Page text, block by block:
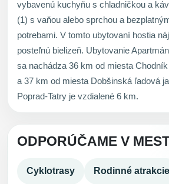
vybavenú kuchyňu s chladničkou a
(1) s vaňou alebo sprchou a
potrebami. V tomto ubytovaní hostia
posteľnú bielizeň. Ubytovanie
sa nachádza 36 km od miesta
a 37 km od miesta Dobšinská ľadová
Poprad-Tatry je vzdialené 6 km.
ODPORÚČAME V
Cyklotrasy Rodinné atrakcie